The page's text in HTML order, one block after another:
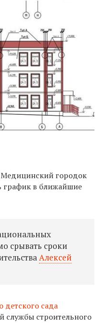
Медицинский городок
график в ближайшие
срывать сроки
Алексей
детского сада
службы строительного